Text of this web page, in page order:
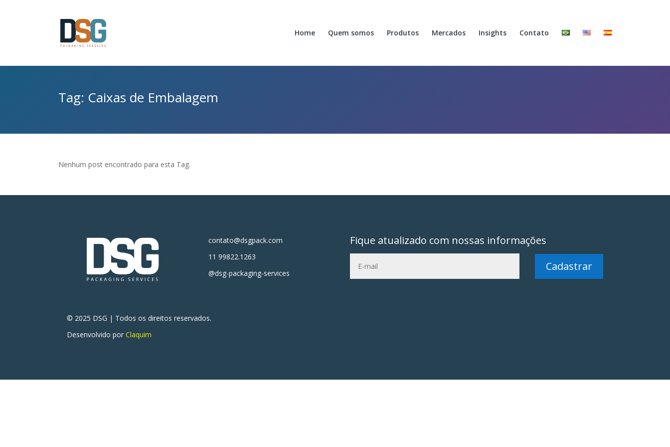
Home Quem somos Produtos Mercados Insights Contato
Tag: Caixas de Embalagem
Nenhum post encontrado para esta Tag.
contato@dsgpack.com
11 99822.1263
@dsg-packaging-services
Fique atualizado com nossas informações
Cadastrar
© 2025 DSG | Todos os direitos reservados.
Desenvolvido porClaquim